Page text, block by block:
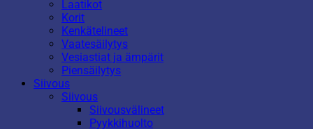
Laatikot
Korit
Kenkätelineet
Vaatesäilytys
Vesiastiat ja ämpärit
Piensäilytys
Siivous
Siivous
Siivousvälineet
Pyykkihuolto